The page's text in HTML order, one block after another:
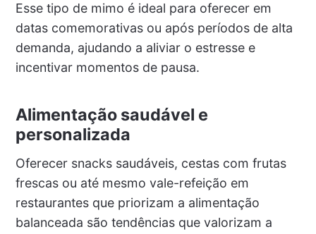
Esse tipo de mimo é ideal para oferecer em
datas comemorativas ou após períodos de alta
demanda, ajudando a aliviar o estresse e
incentivar momentos de pausa.
Alimentação saudável e
personalizada
Oferecer snacks saudáveis, cestas com frutas
frescas ou até mesmo vale-refeição em
restaurantes que priorizam a alimentação
balanceada são tendências que valorizam a